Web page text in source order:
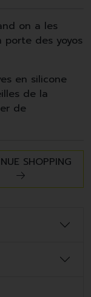
on a les
porte des yoyos
en silicone
de la
de
SHOPPING